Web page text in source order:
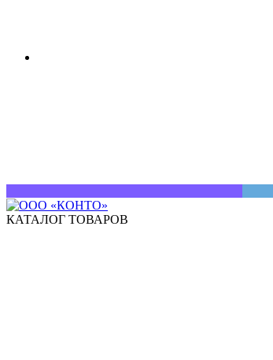
КАТАЛОГ ТОВАРОВ